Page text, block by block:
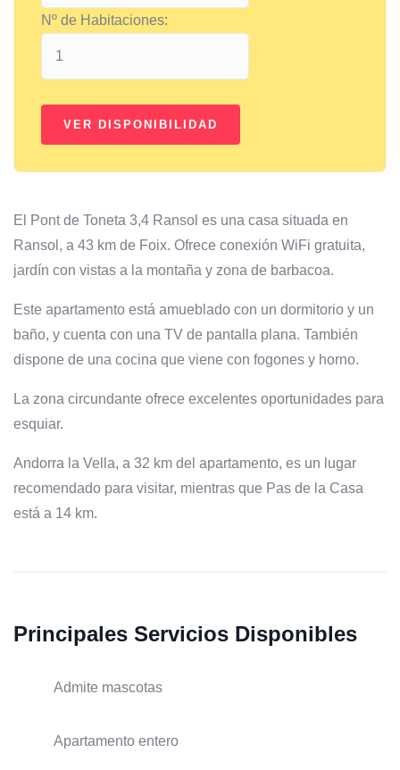
Nº de Habitaciones:
El Pont de Toneta 3,4 Ransol es una casa situada en
Ransol, a 43 km de Foix. Ofrece conexión WiFi gratuita,
jardín con vistas a la montaña y zona de barbacoa.
Este apartamento está amueblado con un dormitorio y un
baño, y cuenta con una TV de pantalla plana. También
dispone de una cocina que viene con fogones y horno.
La zona circundante ofrece excelentes oportunidades para
esquiar.
Andorra la Vella, a 32 km del apartamento, es un lugar
recomendado para visitar, mientras que Pas de la Casa
está a 14 km.
Principales Servicios Disponibles
Admite mascotas
Apartamento entero